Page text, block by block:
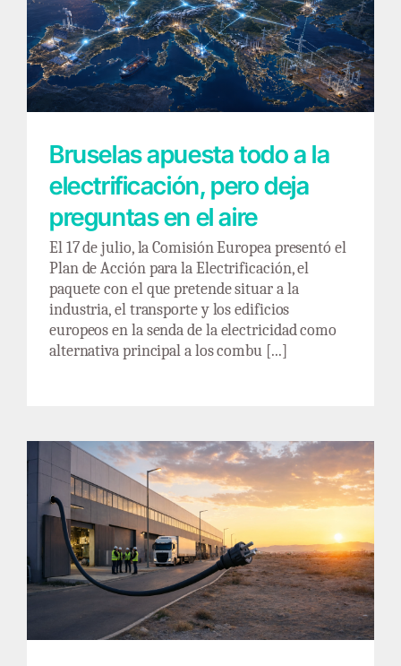
Bruselas apuesta todo a la electrificación,
pero deja preguntas en el aire
Bruselas apuesta todo a la
electrificación, pero deja
preguntas en el aire
El 17 de julio, la Comisión Europea presentó el
Plan de Acción para la Electrificación, el
paquete con el que pretende situar a la
industria, el transporte y los edificios
europeos en la senda de la electricidad como
alternativa principal a los combu [...]
El cable que enchufa a Zalia: por qué las
subestaciones deciden el mapa industrial